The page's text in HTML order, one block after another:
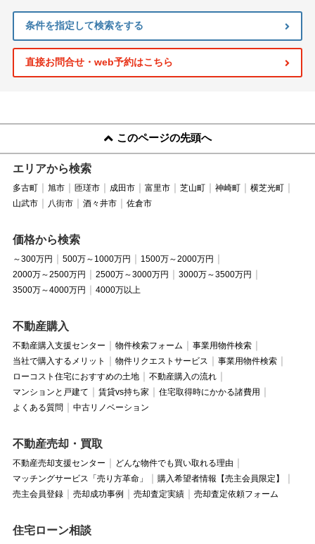
条件を指定して検索をする
直接お問合せ・web予約はこちら
このページの先頭へ
エリアから検索
多古町 旭市 匝瑳市 成田市 富里市 芝山町 神崎町
横芝光町
山武市
八街市 酒々井市 佐倉市
価格から検索
～300万円 500万～1000万円
1500万～2000万円
2000万～2500万円
2500万～3000万円
3000万～3500万円
3500万～4000万円
4000万以上
不動産購入
不動産購入支援センター 物件検索フォーム
事業用物件検索
当社で購入するメリット
物件リクエストサービス
事業用物件検索
ローコスト住宅におすすめの土地
不動産購入の流れ
マンションと戸建て
賃貸vs持ち家
住宅取得時にかかる諸費用
よくある質問
中古リノベーション
不動産売却・買取
不動産売却支援センター
どんな物件でも買い取れる理由
マッチングサービス「売り方革命」
購入希望者情報【売主会員限定】
売主会員登録
売却成功事例 売却査定実績 売却査定依頼フォーム
住宅ローン相談